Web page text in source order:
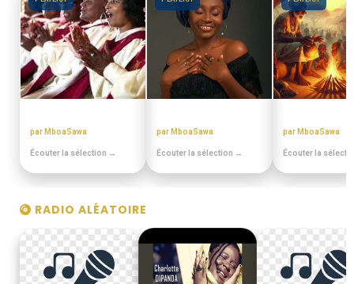
par MboaSawa
Écouter la sélection →
par MboaSawa
Écouter la sélection →
par MboaSawa
Écouter la
RADIO ALÉATOIRE